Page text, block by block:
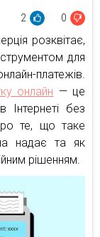
2 0
розквітає,
для
платежів.
онлайн — це
Інтернеті без
те, що таке
надає та як
рішенням.